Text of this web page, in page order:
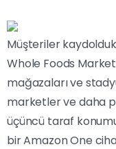
Müşteriler
Whole Foods
mağazaları ve
marketler ve daha
üçüncü taraf
bir Amazon One